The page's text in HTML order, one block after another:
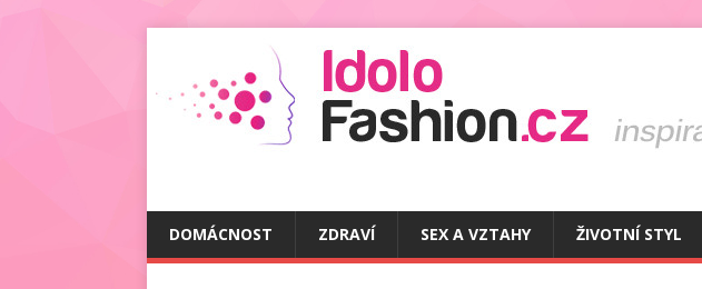
DOMÁCNOST ZDRAVÍ SEX A VZTAHY ŽIVOTNÍ STYL